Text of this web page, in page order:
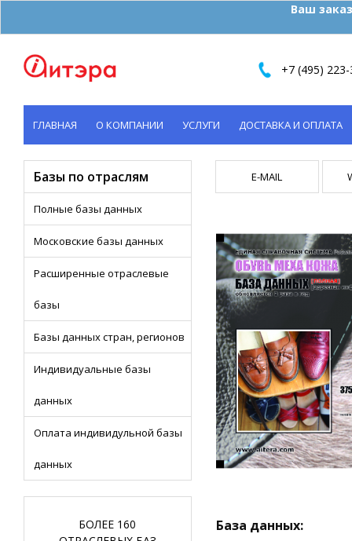
Ваш
+7 (495)
ГЛАВНАЯ О КОМПАНИИ УСЛУГИ ДОСТАВКА И ОПЛАТА
КОНТАКТЫ
Базы по отраслям
Полные базы данных
Московские базы данных
Расширенные отраслевые
базы
Базы данных стран, регионов
Индивидуальные базы
данных
Оплата индивидульной базы
данных
БОЛЕЕ 160
E-MAIL
База данных: